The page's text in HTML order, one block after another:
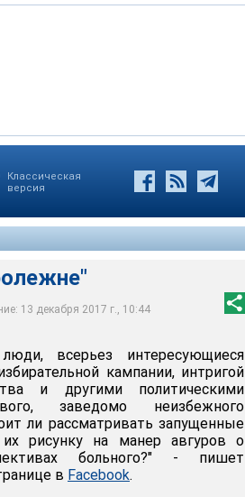
Классическая
версия
13 декабря 2017 г., 10:44
всерьез интересующиеся
кампании, интригой
и другими политическими
заведомо неизбежного
ли рассматривать запущенные
рисунку на манер авгуров о
больного?" - пишет
в Facebook.